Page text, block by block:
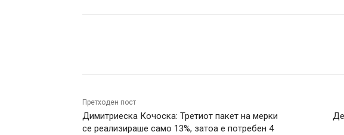
Претходен пост
Димитриеска Кочоска: Третиот пакет на мерки
се реализираше само 13%, затоа е потребен 4